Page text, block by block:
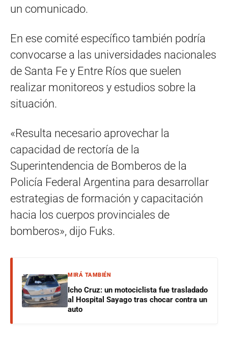
un comunicado.
En ese comité específico también podría
convocarse a las universidades nacionales
de Santa Fe y Entre Ríos que suelen
realizar monitoreos y estudios sobre la
situación.
«Resulta necesario aprovechar la
capacidad de rectoría de la
Superintendencia de Bomberos de la
Policía Federal Argentina para desarrollar
estrategias de formación y capacitación
hacia los cuerpos provinciales de
bomberos», dijo Fuks.
MIRÁ TAMBIÉN
Icho Cruz: un motociclista fue trasladado
al Hospital Sayago tras chocar contra un
auto